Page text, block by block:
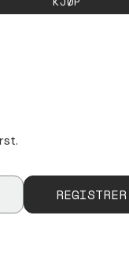
REGISTRER